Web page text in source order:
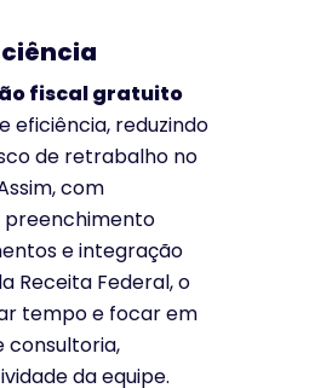
fiscal gratuito
eficiência, reduzindo
de retrabalho no
com
preenchimento
e integração
Receita Federal, o
tempo e focar em
consultoria,
da equipe.